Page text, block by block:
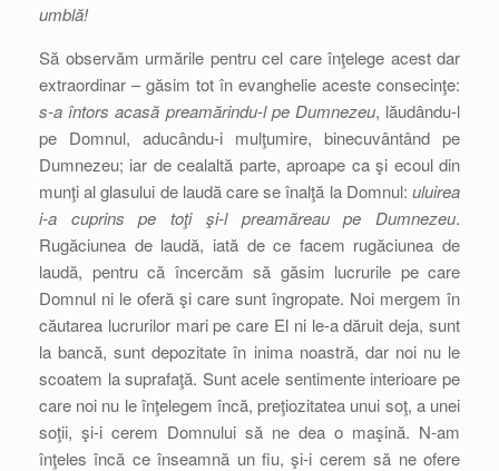
umblă!
Să observăm urmările pentru cel care înţelege acest dar
extraordinar – găsim tot în evanghelie aceste consecinţe:
s-a întors acasă preamărindu-l pe Dumnezeu, lăudându-l
pe Domnul, aducându-i mulţumire, binecuvântând pe
Dumnezeu; iar de cealaltă parte, aproape ca şi ecoul din
munţi al glasului de laudă care se înalţă la Domnul: uluirea
i-a cuprins pe toţi şi-l preamăreau pe Dumnezeu.
Rugăciunea de laudă, iată de ce facem rugăciunea de
laudă, pentru că încercăm să găsim lucrurile pe care
Domnul ni le oferă şi care sunt îngropate. Noi mergem în
căutarea lucrurilor mari pe care El ni le-a dăruit deja, sunt
la bancă, sunt depozitate în inima noastră, dar noi nu le
scoatem la suprafaţă. Sunt acele sentimente interioare pe
care noi nu le înţelegem încă, preţiozitatea unui soţ, a unei
soţii, şi-i cerem Domnului să ne dea o maşină. N-am
înţeles încă ce înseamnă un fiu, şi-i cerem să ne ofere